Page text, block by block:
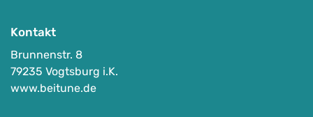
Kontakt
Brunnenstr. 8
79235 Vogtsburg i.K.
www.beitune.de